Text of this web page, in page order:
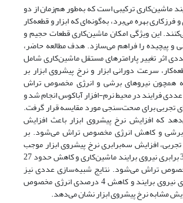
ماشین‌کاری ترکیبی است که به‌طور هم‌زمان از دو
فرزکاری بهره می‌برد، به‌گونه‌ای که ابزار و قطعه‌کار
این ویژگی امکان ماشین‌کاری قطعات حجیم و
و پیچیده را فراهم می‌سازد. هدف مطالعه حاضر،
اثر تغییر پارامترهای مستقل ماشین‌کاری شامل
سرعت دورانی ابزار و نرخ پیشروی ابزار بر
همچون نیروهای برشی و انرژی مخصوص تراش
فرایند در محیط نرم-افزار آباکوس انجام شد و
تجربی برای صحت‌سنجی مورد مقایسه قرار گرفت.
که افزایش نرخ پیشروی ابزار باعث افزایش
برشی و کاهش انرژی مخصوص تراش می‌شود. بر
افزایش سه‌برابری نرخ پیشروی ابزار موجب
افزایش حدود 3/2 برابری نیروی برایند ماشین‌کاری و کاهش حدود 27
تراش می‌شود. نتایج شبیه‌سازی عددی نیز
افزایش 7/2 برابری نیروی برایند و کاهش 4 درصدی انرژی مخصوص
مشابه نرخ پیشروی ابزار نشان می‌دهد.